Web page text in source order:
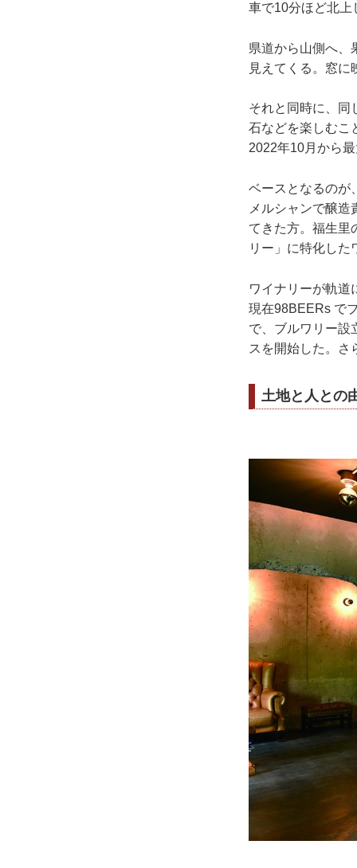
車で10分ほど北上
県道から山側へ、
見えてくる。窓
それと同時に、同
石などを楽しむこ
2022年10月から
ベースとなるのが
メルシャンで醸
てきた方。福生里
リー」に特化した
ワイナリーが軌道
現在98BEERs で
で、ブルワリー設
スを開始した。さ
土地と人との